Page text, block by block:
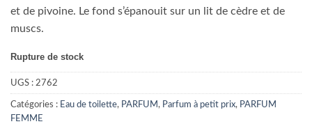
et de pivoine. Le fond s’épanouit sur un lit de cèdre et de
muscs.
Rupture de stock
UGS : 2762
Catégories : Eau de toilette, PARFUM , Parfum à petit prix, PARFUM
FEMME